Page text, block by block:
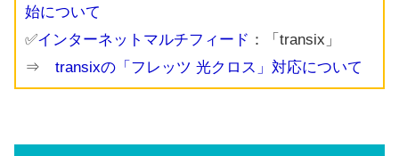
始について
✅インターネットマルチフィード ：「transix」
⇒ transixの「フレッツ 光クロス」対応について